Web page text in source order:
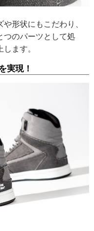
形状にもこだわり、
つのパーツとして処
ます。
実現！